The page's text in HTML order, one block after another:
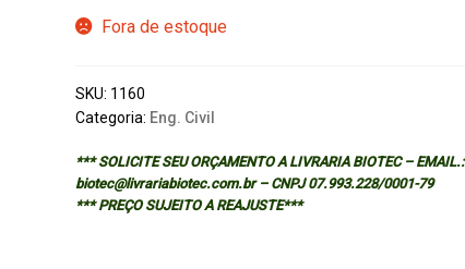
Fora de estoque
SKU: 1160
Categoria: Eng. Civil
*** SOLICITE SEU ORÇAMENTO A LIVRARIA BIOTEC – EMAIL.:
biotec@livrariabiotec.com.br – CNPJ 07.993.228/0001-79
*** PREÇO SUJEITO A REAJUSTE***